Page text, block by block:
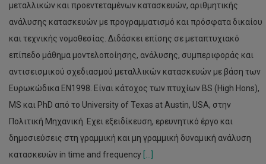
μεταλλικών και προεντεταμένων κατασκευών, αριθμητικής
ανάλυσης κατασκευών με προγραμματισμό και πρόσφατα δικαίου
και τεχνικής νομοθεσίας. Διδάσκει επίσης σε μεταπτυχιακό
επίπεδο μάθημα μοντελοποίησης, ανάλυσης, συμπεριφοράς και
αντισεισμικού σχεδιασμού μεταλλικών κατασκευών με βάση των
Ευρωκώδικα ΕΝ1998. Είναι κάτοχος των πτυχίων BS (Ηigh Ηons),
MS και PhD από το University of Texas at Austin, USA, στην
Πολιτική Μηχανική. Eχει εξειδίκευση, ερευνητικό έργο και
δημοσιεύσεις στη γραμμική και μη γραμμική δυναμική ανάλυση
κατασκευών in time and frequency